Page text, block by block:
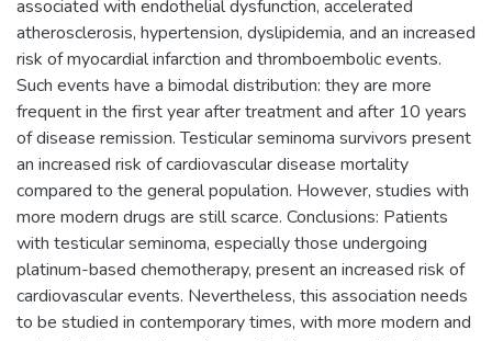
associated with endothelial dysfunction, accelerated
atherosclerosis, hypertension, dyslipidemia, and an increased
risk of myocardial infarction and thromboembolic events.
Such events have a bimodal distribution: they are more
frequent in the first year after treatment and after 10 years
of disease remission. Testicular seminoma survivors present
an increased risk of cardiovascular disease mortality
compared to the general population. However, studies with
more modern drugs are still scarce. Conclusions: Patients
with testicular seminoma, especially those undergoing
platinum-based chemotherapy, present an increased risk of
cardiovascular events. Nevertheless, this association needs
to be studied in contemporary times, with more modern and